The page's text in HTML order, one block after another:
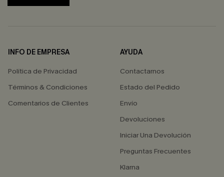
INFO DE EMPRESA
Política de Privacidad
Términos & Condiciones
Comentarios de Clientes
AYUDA
Contactarnos
Estado del Pedido
Envío
Devoluciones
Iniciar Una Devolución
Preguntas Frecuentes
Klarna